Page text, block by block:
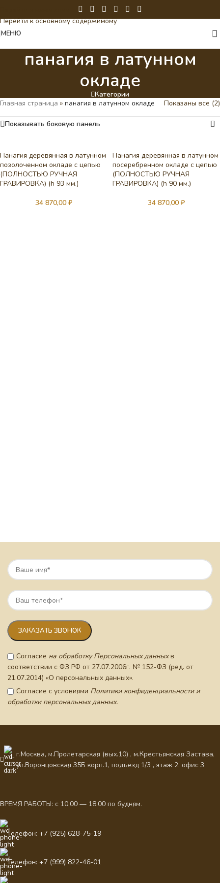
Перейти к основному содержимому
МЕНЮ
панагия в латунном
окладе
Категории
Главная страница » панагия в латунном окладе Показаны все (2)
Показывать боковую панель
Панагия деревянная в латунном
позолоченном окладе с цепью
(ПОЛНОСТЬЮ РУЧНАЯ
ГРАВИРОВКА) (h 93 мм.)
34 870,00 ₽
Панагия деревянная в латунном
посеребренном окладе с цепью
(ПОЛНОСТЬЮ РУЧНАЯ
ГРАВИРОВКА) (h 90 мм.)
34 870,00 ₽
Согласие на обработку Персональных данныхв
соответствии с ФЗ РФ от 27.07.2006г. № 152-ФЗ (ред. от
21.07.2014) «О персональных данных».
Согласие с условиями Политики конфиденциальности и
обработки персональных данных.
г.Москва, м.Пролетарская (вых.10) , м.Крестьянская Застава,
ул.Воронцовская 35Б корп.1, подъезд 1/3 , этаж 2, офис 3
ВРЕМЯ РАБОТЫ: с 10.00 — 18.00 по будням.
Телефон: +7 (925) 628-75-19
Телефон: +7 (999) 822-46-01